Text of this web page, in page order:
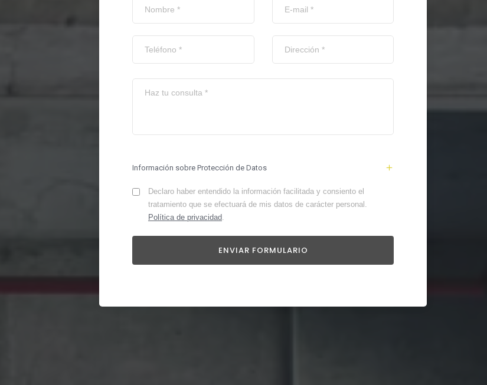
Información sobre Protección de Datos
Declaro haber entendido la información facilitada y consiento el
tratamiento que se efectuará de mis datos de carácter personal.
Política de privacidad.